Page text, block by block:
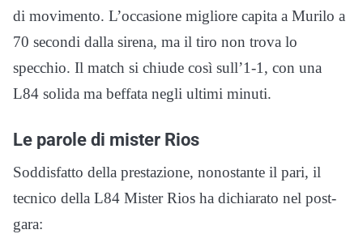
di movimento. L’occasione migliore capita a Murilo a
70 secondi dalla sirena, ma il tiro non trova lo
specchio. Il match si chiude così sull’1-1, con una
L84 solida ma beffata negli ultimi minuti.
Le parole di mister Rios
Soddisfatto della prestazione, nonostante il pari, il
tecnico della L84 Mister Rios ha dichiarato nel post-
gara: